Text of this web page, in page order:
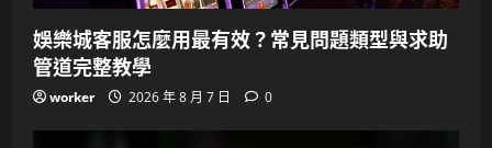
娛樂城客服怎麼用最有效？常見問題類型與求助
管道完整教學
worker 2026 年 8 月 7 日 0